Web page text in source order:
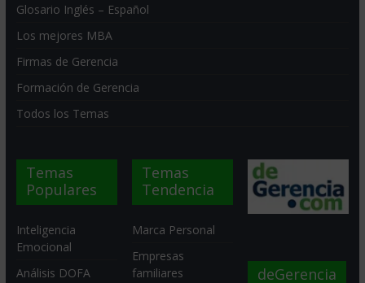
Glosario Inglés – Español
Los mejores MBA
Firmas de Gerencia
Formación de Gerencia
Todos los Temas
Temas
Populares
Inteligencia
Emocional
Análisis DOFA
Temas
Tendencia
Marca Personal
Empresas
familiares
deGerencia